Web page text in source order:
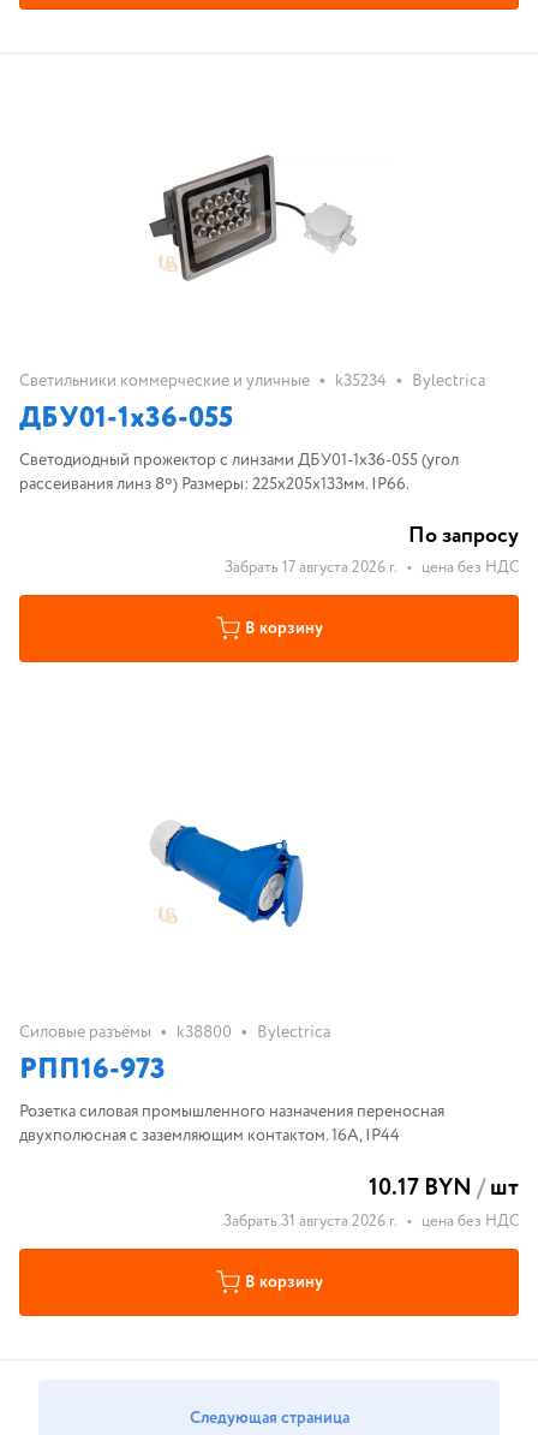
Светильники коммерческие и уличные • k35234 • Bylectrica
ДБУ01-1х36-055
Светодиодный прожектор с линзами ДБУ01-1х36-055 (угол
рассеивания линз 8º) Размеры: 225х205х133мм. IP66.
По запросу
Забрать 17 августа 2026 г. • цена без НДС
В корзину
Силовые разъёмы • k38800 • Bylectrica
РПП16-973
Розетка силовая промышленного назначения переносная
двухполюсная с заземляющим контактом. 16А, IP44
10.17 BYN /шт
Забрать 31 августа 2026 г. • цена без НДС
В корзину
Следующая страница